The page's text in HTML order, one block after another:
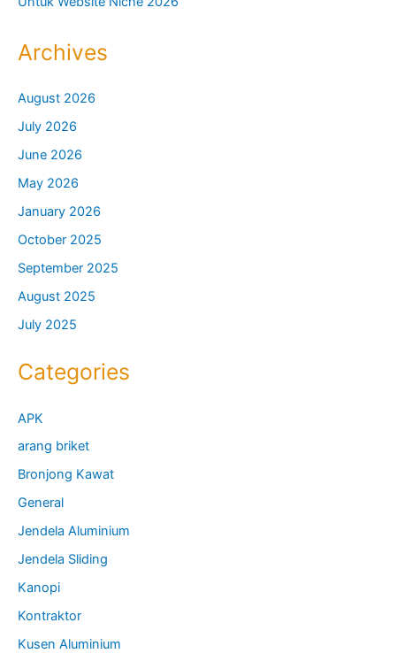
Archives
August 2026
July 2026
June 2026
May 2026
January 2026
October 2025
September 2025
August 2025
July 2025
Categories
APK
arang briket
Bronjong Kawat
General
Jendela Aluminium
Jendela Sliding
Kanopi
Kontraktor
Kusen Aluminium